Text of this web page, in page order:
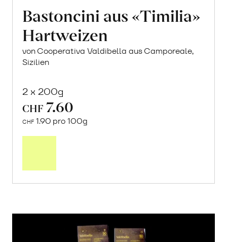
Bastoncini aus «Timilia»
Hartweizen
von Cooperativa Valdibella aus Camporeale,
Sizilien
2 x 200g
CHF 7.60
CHF 1.90 pro 100g